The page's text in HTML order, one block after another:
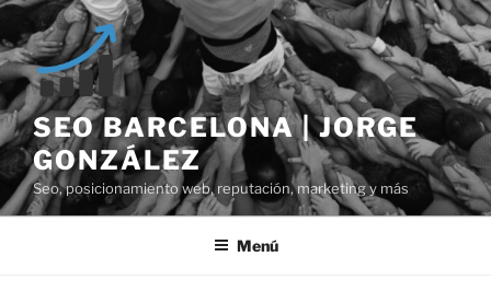
Saltar
al
contenido
SEO BARCELONA | JORGE
GONZÁLEZ
Seo, posicionamiento web, reputación, marketing y más
Menú